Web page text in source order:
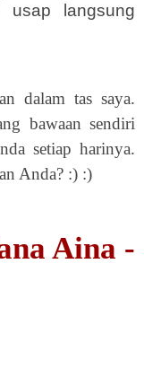
usap langsung
dalam tas saya.
bawaan sendiri
setiap harinya.
Anda? :) :)
Aina -